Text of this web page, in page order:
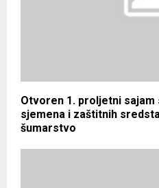
Otvoren 1. proljetni
sjemena i zaštitnih
šumarstvo